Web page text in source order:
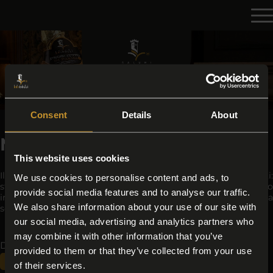
Consent Details About
This website uses cookies
We use cookies to personalise content and ads, to
provide social media features and to analyse our traffic.
We also share information about your use of our site with
our social media, advertising and analytics partners who
may combine it with other information that you’ve
provided to them or that they’ve collected from your use
of their services.
Miglior Prosciutto Crudo
Il Prosciutto Crudo 24 mesi è il simbolo dei tempi lenti:
stagionatura prolungata, sapidità armoniosa e profumo
intenso. Un salume elegante, frutto di materia prima
selezionata e controllo costante.
Di seguito tutti i contenuti taggati con:
Miglior Prosciutto Crudo